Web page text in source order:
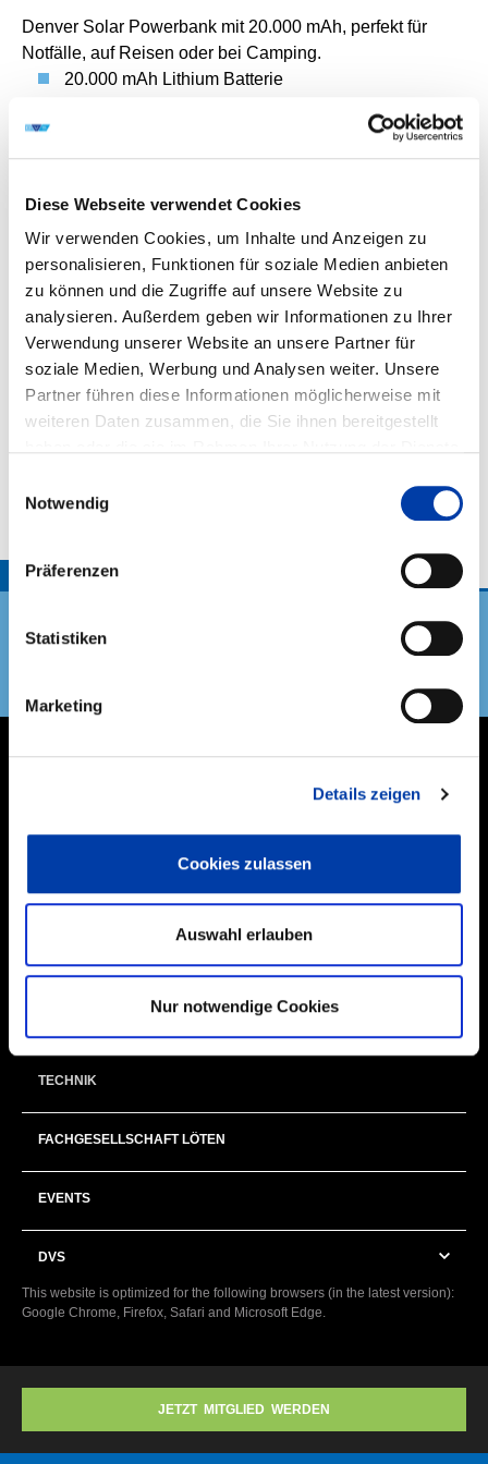
Diese Webseite verwendet Cookies
Wir verwenden Cookies, um Inhalte und Anzeigen zu
personalisieren, Funktionen für soziale Medien anbieten
zu können und die Zugriffe auf unsere Website zu
analysieren. Außerdem geben wir Informationen zu Ihrer
Verwendung unserer Website an unsere Partner für
soziale Medien, Werbung und Analysen weiter. Unsere
Partner führen diese Informationen möglicherweise mit
weiteren Daten zusammen, die Sie ihnen bereitgestellt
Notwendig
Präferenzen
Statistiken
Marketing
Details zeigen
Cookies zulassen
Auswahl erlauben
Nur notwendige Cookies
Denver Solar Powerbank mit 20.000 mAh, perfekt für
Notfälle, auf Reisen oder bei Camping.
20.000 mAh Lithium Batterie
Laden mit USB oder über die eingebauten
Ausgang: 2x USB-A 5V 2A und 1x USB-C, 3 x USB
Mit LED Ladestandsanzeige
Mit eingebauter Taschenlampe
Ihr Ansprechpartnerin bei Fragen zur Mitgliederwerbung:
Birgit Oefinger
+49 211 1591-171
TOP
MITGLIEDER & EHRENAMT
BILDUNG
TECHNIK
FACHGESELLSCHAFT LÖTEN
EVENTS
DVS
This website is optimized for the following browsers (in the latest version):
Google Chrome, Firefox, Safari and Microsoft Edge.
JETZT MITGLIED WERDEN